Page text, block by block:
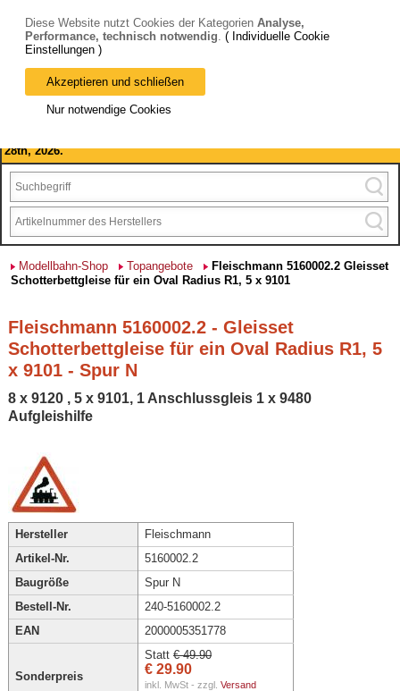
Bitte beachten Sie: wir machen Betriebsferien, vom 03. bis 28.
August 2026 haben wir geschlossen.
28th, 2026.
Modellbahn-Shop Topangebote
Fleischmann 5160002.2 Gleisset
Schotterbettgleise für ein Oval Radius R1, 5 x 9101
Fleischmann 5160002.2 - Gleisset
Schotterbettgleise für ein Oval Radius R1, 5
x 9101 - Spur N
8 x 9120 , 5 x 9101, 1 Anschlussgleis 1 x 9480
Aufgleishilfe
Hersteller
Fleischmann
Artikel-Nr.
5160002.2
Baugröße
Spur N
Bestell-Nr.
240-5160002.2
EAN
2000005351778
Sonderpreis
Statt € 49.90
€ 29.90
inkl. MwSt - zzgl. Versand
Diese Website nutzt Cookies der Kategorien Analyse,
Performance, technisch notwendig. ( Individuelle Cookie
Einstellungen )
Akzeptieren und schließen
Nur notwendige Cookies